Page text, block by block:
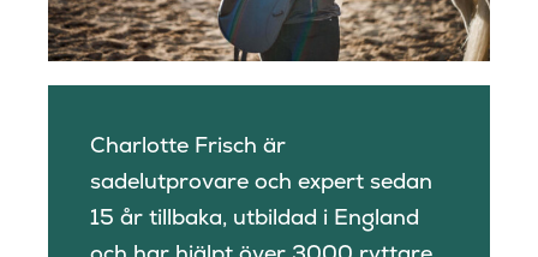
Charlotte Frisch är
sadelutprovare och expert sedan
15 år tillbaka, utbildad i England